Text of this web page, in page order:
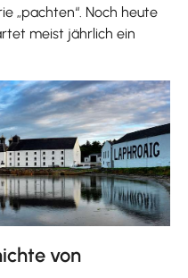
„pachten“. Noch heute
meist jährlich ein
von